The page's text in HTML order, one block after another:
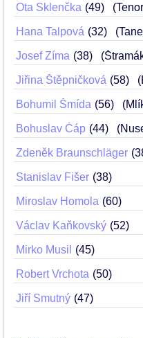
Ota Sklenčka 49
Hana Talpová 32
Josef Zíma 38
Jiřina Štěpničková 58
Bohumil Šmída 56
Bohuslav Čáp 44
Zdeněk Braunschläger
Stanislav Fišer 38
Miroslav Homola 60
Václav Kaňkovský 52
Mirko Musil 45
Robert Vrchota 50
Jiří Smutný 47